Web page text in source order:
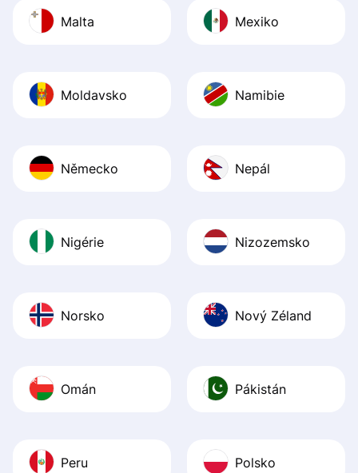
Malta Mexiko
Moldavsko Namibie
Německo Nepál
Nigérie Nizozemsko
Norsko Nový Zéland
Omán Pákistán
Peru Polsko